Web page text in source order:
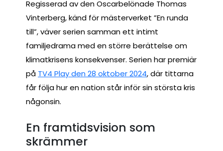
Regisserad av den Oscarbelönade Thomas
Vinterberg, känd för mästerverket ”En runda
till”, väver serien samman ett intimt
familjedrama med en större berättelse om
klimatkrisens konsekvenser. Serien har premiär
på TV4 Play den 28 oktober 2024, där tittarna
får följa hur en nation står inför sin största kris
någonsin.
En framtidsvision som
skrämmer